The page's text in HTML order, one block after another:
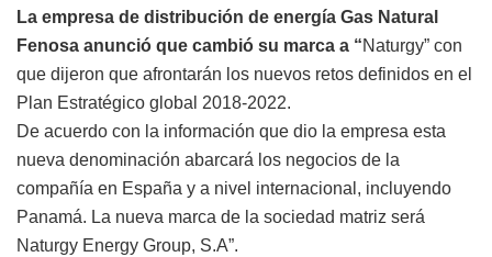
La empresa de distribución de energía Gas Natural
Fenosa anunció que cambió su marca a “Naturgy” con
que dijeron que afrontarán los nuevos retos definidos en el
Plan Estratégico global 2018-2022.
De acuerdo con la información que dio la empresa esta
nueva denominación abarcará los negocios de la
compañía en España y a nivel internacional, incluyendo
Panamá. La nueva marca de la sociedad matriz será
Naturgy Energy Group, S.A”.